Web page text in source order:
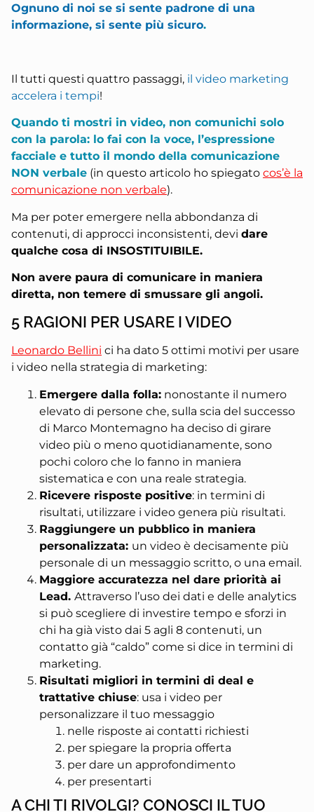
Ognuno di noi se si sente padrone di una
informazione, si sente più sicuro.
Il tutti questi quattro passaggi, il video marketing
accelera i tempi!
Quando ti mostri in video, non comunichi solo
con la parola: lo fai con la voce, l’espressione
facciale e tutto il mondo della comunicazione
NON verbale (in questo articolo ho spiegato cos’è la
comunicazione non verbale).
Ma per poter emergere nella abbondanza di
contenuti, di approcci inconsistenti, devi dare
qualche cosa di INSOSTITUIBILE.
Non avere paura di comunicare in maniera
diretta, non temere di smussare gli angoli.
5 RAGIONI PER USARE I VIDEO
Leonardo Bellini ci ha dato 5 ottimi motivi per usare
i video nella strategia di marketing:
Emergere dalla folla: nonostante il numero
elevato di persone che, sulla scia del successo
di Marco Montemagno ha deciso di girare
video più o meno quotidianamente, sono
pochi coloro che lo fanno in maniera
sistematica e con una reale strategia.
Ricevere risposte positive: in termini di
risultati, utilizzare i video genera più risultati.
Raggiungere un pubblico in maniera
personalizzata: un video è decisamente più
personale di un messaggio scritto, o una email.
Maggiore accuratezza nel dare priorità ai
Lead. Attraverso l’uso dei dati e delle analytics
si può scegliere di investire tempo e sforzi in
chi ha già visto dai 5 agli 8 contenuti, un
contatto già “caldo” come si dice in termini di
marketing.
Risultati migliori in termini di deal e
trattative chiuse: usa i video per
personalizzare il tuo messaggio
nelle risposte ai contatti richiesti
per spiegare la propria offerta
per dare un approfondimento
per presentarti
A CHI TI RIVOLGI? CONOSCI IL TUO